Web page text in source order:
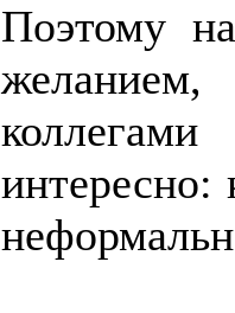
Поэтому
интересно: